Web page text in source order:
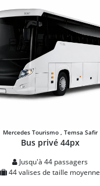
Mercedes Tourismo , Temsa Safir
Bus privé 44px
Jusqu'à 44 passagers
44 valises de taille moyenne